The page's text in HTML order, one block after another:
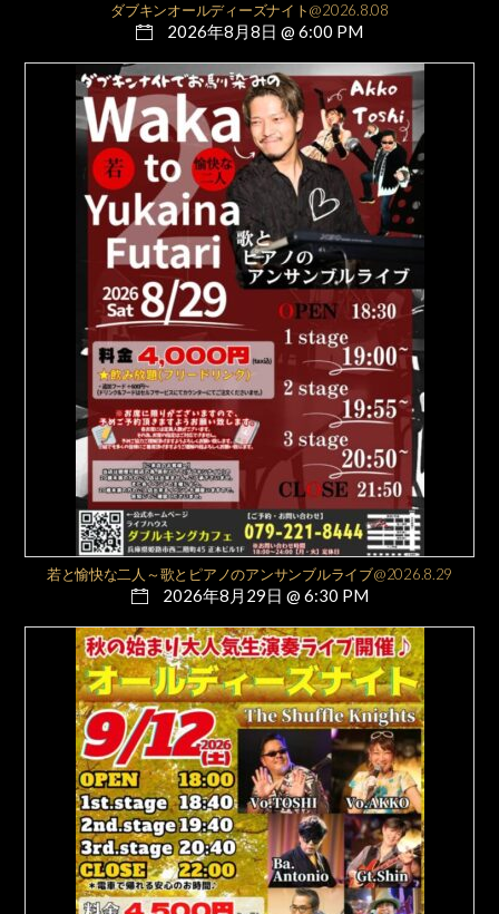
ダブキンオールディーズナイト@2026.8.08
2026年8月8日 @ 6:00 PM
若と愉快な二人～歌とピアノのアンサンブルライブ@2026.8.29
2026年8月29日 @ 6:30 PM